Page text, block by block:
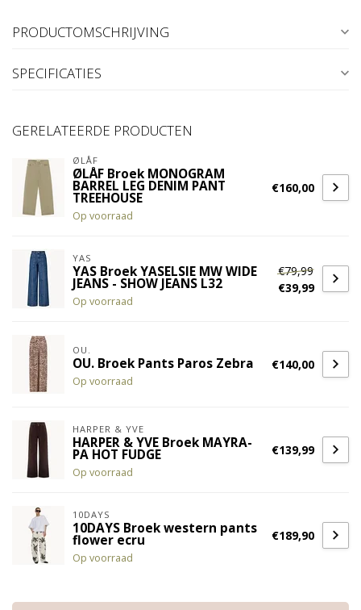
PRODUCTOMSCHRIJVING
SPECIFICATIES
GERELATEERDE PRODUCTEN
ØLÅF
ØLÅF Broek MONOGRAM
BARREL LEG DENIM PANT
TREEHOUSE
Op voorraad
€160,00
YAS
YAS Broek YASELSIE MW WIDE
JEANS - SHOW JEANS L32
Op voorraad
€79,99
€39,99
OU.
OU. Broek Pants Paros Zebra
Op voorraad
€140,00
HARPER & YVE
HARPER & YVE Broek MAYRA-
PA HOT FUDGE
Op voorraad
€139,99
10DAYS
10DAYS Broek western pants
flower ecru
Op voorraad
€189,90